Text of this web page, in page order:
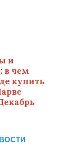
и
в чем
купить